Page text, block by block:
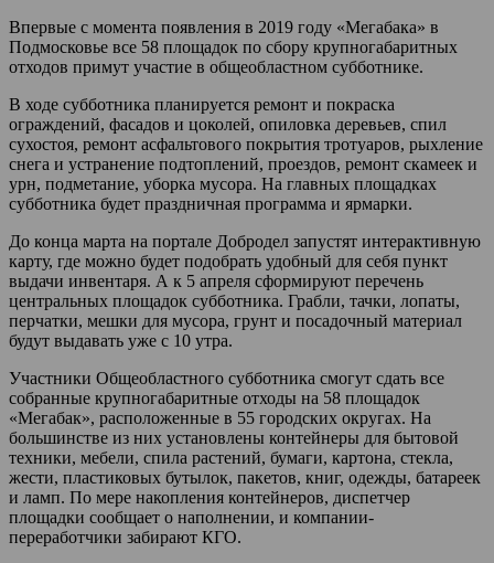
Впервые с момента появления в 2019 году «Мегабака» в
Подмосковье все 58 площадок по сбору крупногабаритных
отходов примут участие в общеобластном субботнике.
В ходе субботника планируется ремонт и покраска
ограждений, фасадов и цоколей, опиловка деревьев, спил
сухостоя, ремонт асфальтового покрытия тротуаров, рыхление
снега и устранение подтоплений, проездов, ремонт скамеек и
урн, подметание, уборка мусора. На главных площадках
субботника будет праздничная программа и ярмарки.
До конца марта на портале Добродел запустят интерактивную
карту, где можно будет подобрать удобный для себя пункт
выдачи инвентаря. А к 5 апреля сформируют перечень
центральных площадок субботника. Грабли, тачки, лопаты,
перчатки, мешки для мусора, грунт и посадочный материал
будут выдавать уже с 10 утра.
Участники Общеобластного субботника смогут сдать все
собранные крупногабаритные отходы на 58 площадок
«Мегабак», расположенные в 55 городских округах. На
большинстве из них установлены контейнеры для бытовой
техники, мебели, спила растений, бумаги, картона, стекла,
жести, пластиковых бутылок, пакетов, книг, одежды, батареек
и ламп. По мере накопления контейнеров, диспетчер
площадки сообщает о наполнении, и компании-
переработчики забирают КГО.